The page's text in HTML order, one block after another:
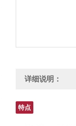
详细说明：
特点